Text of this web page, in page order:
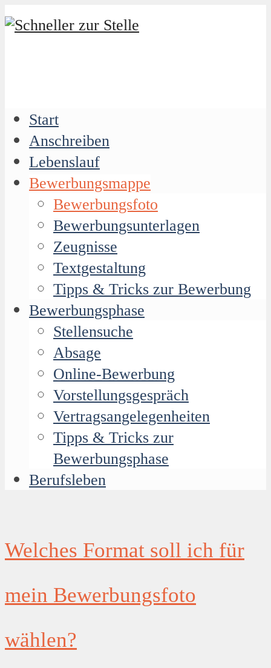
Start
Anschreiben
Lebenslauf
Bewerbungsmappe
Bewerbungsfoto
Bewerbungsunterlagen
Zeugnisse
Textgestaltung
Tipps & Tricks zur Bewerbung
Bewerbungsphase
Stellensuche
Absage
Online-Bewerbung
Vorstellungsgespräch
Vertragsangelegenheiten
Tipps & Tricks zur
Bewerbungsphase
Berufsleben
Welches Format soll ich für
mein Bewerbungsfoto
wählen?